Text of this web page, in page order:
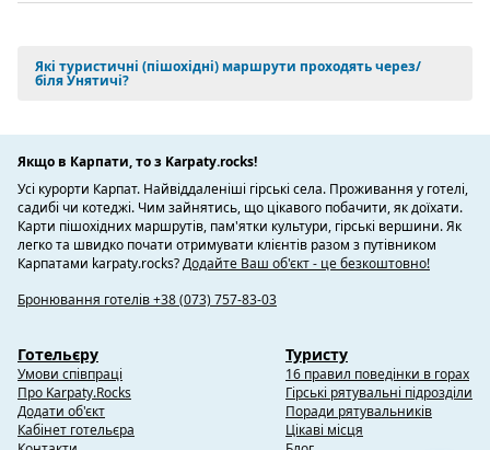
Які туристичні (пішохідні) маршрути проходять через/
біля Унятичі?
Якщо в Карпати, то з Karpaty.rocks!
Усі курорти Карпат. Найвіддаленіші гірські села. Проживання у готелі,
садибі чи котеджі. Чим зайнятись, що цікавого побачити, як доїхати.
Карти пішохідних маршрутів, пам'ятки культури, гірські вершини. Як
легко та швидко почати отримувати клієнтів разом з путівником
Карпатами karpaty.rocks?Додайте Ваш об'єкт - це безкоштовно!
Бронювання готелів +38 (073) 757-83-03
Готельєру
Умови співпраці
Про Karpaty.Rocks
Додати об'єкт
Кабінет готельєра
Туристу
16 правил поведінки в горах
Гірські рятувальні підрозділи
Поради рятувальників
Цікаві місця